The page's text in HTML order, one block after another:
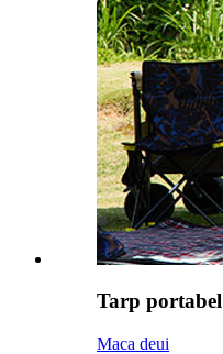
Tarp portabel
Maca deui